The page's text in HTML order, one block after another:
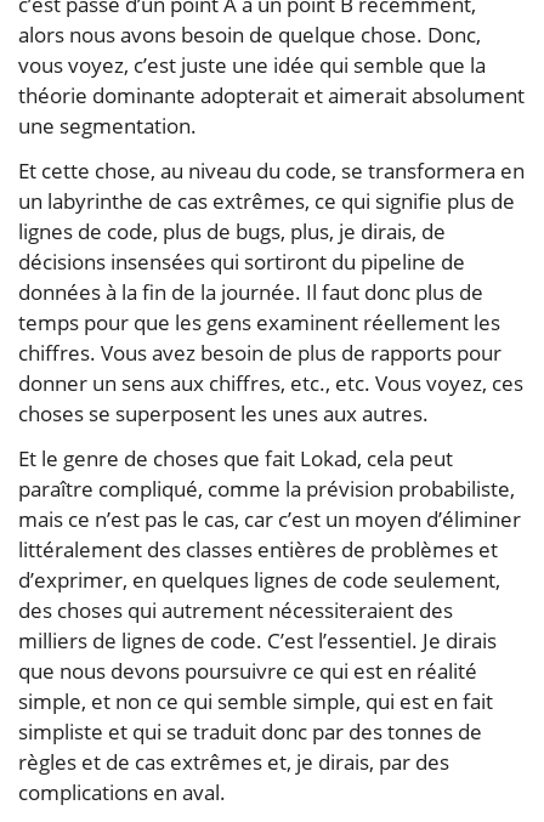
alors nous avons besoin de quelque chose. Donc,
vous voyez, c’est juste une idée qui semble que la
théorie dominante adopterait et aimerait absolument
une segmentation.
Et cette chose, au niveau du code, se transformera en
un labyrinthe de cas extrêmes, ce qui signifie plus de
lignes de code, plus de bugs, plus, je dirais, de
décisions insensées qui sortiront du pipeline de
données à la fin de la journée. Il faut donc plus de
temps pour que les gens examinent réellement les
chiffres. Vous avez besoin de plus de rapports pour
donner un sens aux chiffres, etc., etc. Vous voyez, ces
choses se superposent les unes aux autres.
Et le genre de choses que fait Lokad, cela peut
paraître compliqué, comme la prévision probabiliste,
mais ce n’est pas le cas, car c’est un moyen d’éliminer
littéralement des classes entières de problèmes et
d’exprimer, en quelques lignes de code seulement,
des choses qui autrement nécessiteraient des
milliers de lignes de code. C’est l’essentiel. Je dirais
que nous devons poursuivre ce qui est en réalité
simple, et non ce qui semble simple, qui est en fait
simpliste et qui se traduit donc par des tonnes de
règles et de cas extrêmes et, je dirais, par des
complications en aval.